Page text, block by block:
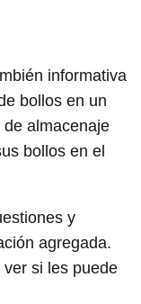
informativa
bollos en un
de almacenaje
bollos en el
y
agregada.
si les puede